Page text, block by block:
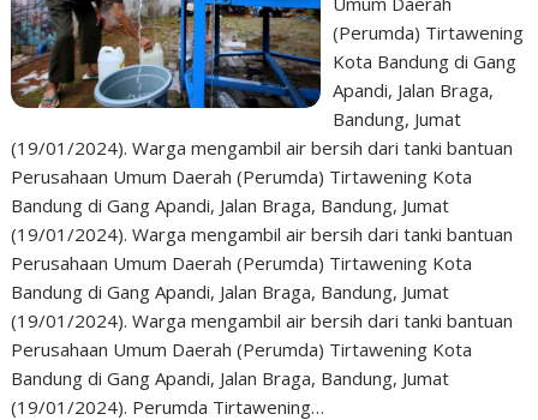
(Perumda) Tirtawening
Kota Bandung di Gang
Apandi, Jalan Braga,
Bandung, Jumat
(19/01/2024). Warga mengambil air bersih dari tanki bantuan
Perusahaan Umum Daerah (Perumda) Tirtawening Kota
Bandung di Gang Apandi, Jalan Braga, Bandung, Jumat
(19/01/2024). Warga mengambil air bersih dari tanki bantuan
Perusahaan Umum Daerah (Perumda) Tirtawening Kota
Bandung di Gang Apandi, Jalan Braga, Bandung, Jumat
(19/01/2024). Warga mengambil air bersih dari tanki bantuan
Perusahaan Umum Daerah (Perumda) Tirtawening Kota
Bandung di Gang Apandi, Jalan Braga, Bandung, Jumat
(19/01/2024). Perumda Tirtawening…